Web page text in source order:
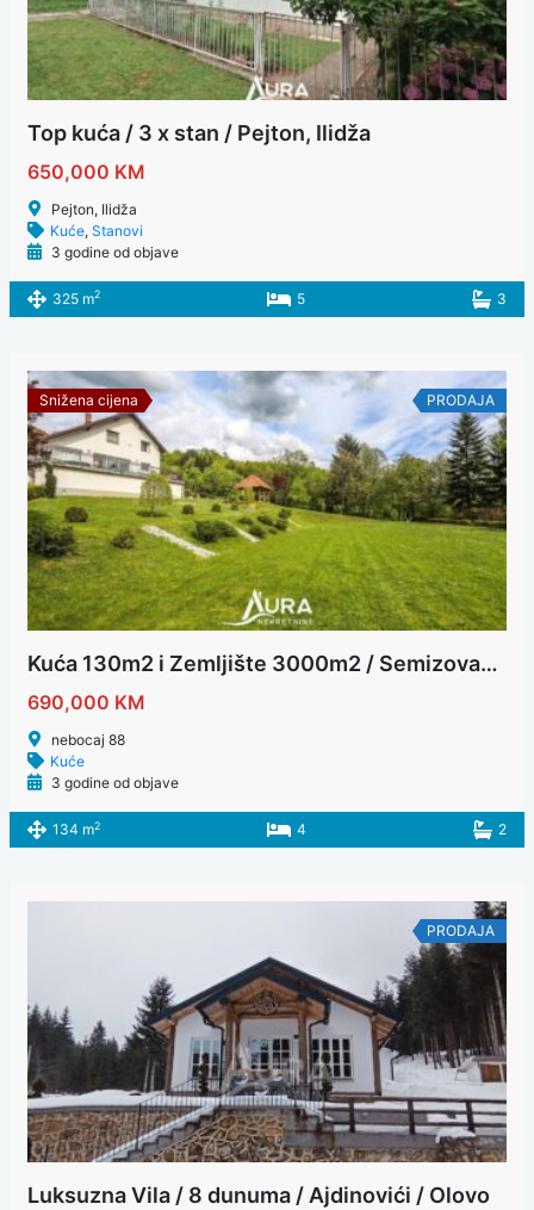
Top kuća / 3 x stan / Pejton, Ilidža
650,000 KM
Pejton, Ilidža
Kuće,Stanovi
3 godine od objave
325 m2 5 3
Snižena cijena PRODAJA
Kuća 130m2 i Zemljište 3000m2 / Semizovac, Vogošća
690,000 KM
nebocaj 88
Kuće
3 godine od objave
134 m2 4 2
PRODAJA
Luksuzna Vila / 8 dunuma / Ajdinovići / Olovo